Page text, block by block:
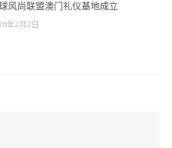
风尚联盟澳门礼仪基地成立
年2月2日